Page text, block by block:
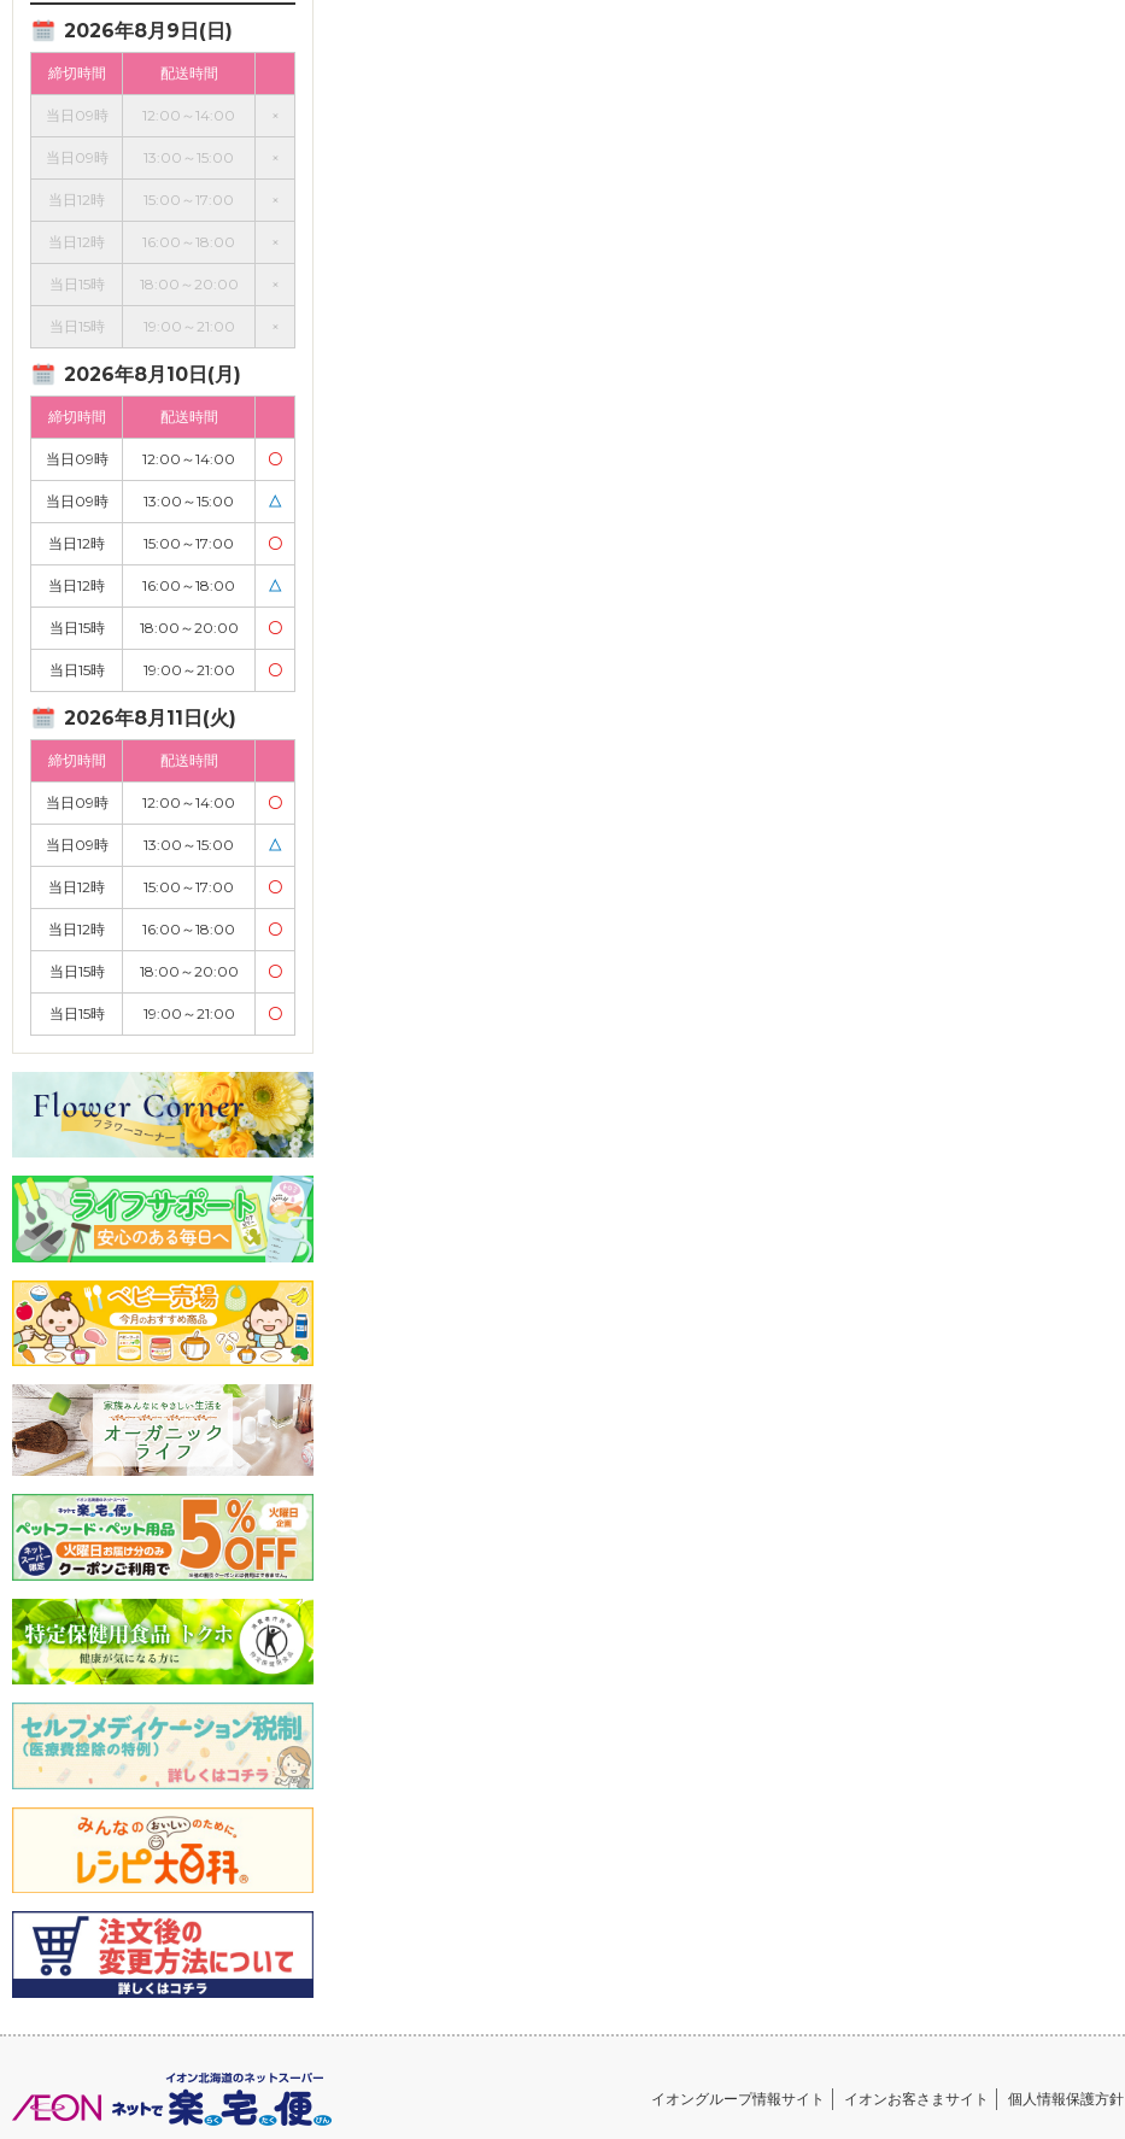
2026年8月9日(日)
締切時間 配送時間
当日09時 12:00～14:00 ×
当日09時 13:00～15:00 ×
当日12時 15:00～17:00 ×
当日12時 16:00～18:00 ×
当日15時 18:00～20:00 ×
当日15時 19:00～21:00 ×
2026年8月10日(月)
締切時間 配送時間
当日09時 12:00～14:00 〇
当日09時 13:00～15:00 △
当日12時 15:00～17:00 〇
当日12時 16:00～18:00 △
当日15時 18:00～20:00 〇
当日15時 19:00～21:00 〇
2026年8月11日(火)
締切時間 配送時間
当日09時 12:00～14:00 〇
当日09時 13:00～15:00 △
当日12時 15:00～17:00 〇
当日12時 16:00～18:00 〇
当日15時 18:00～20:00 〇
当日15時 19:00～21:00 〇
イオングループ情報サイト
イオンお客さまサイト 個人情報保護方針